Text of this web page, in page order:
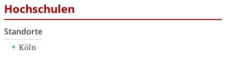
Hochschulen
Standorte
Köln